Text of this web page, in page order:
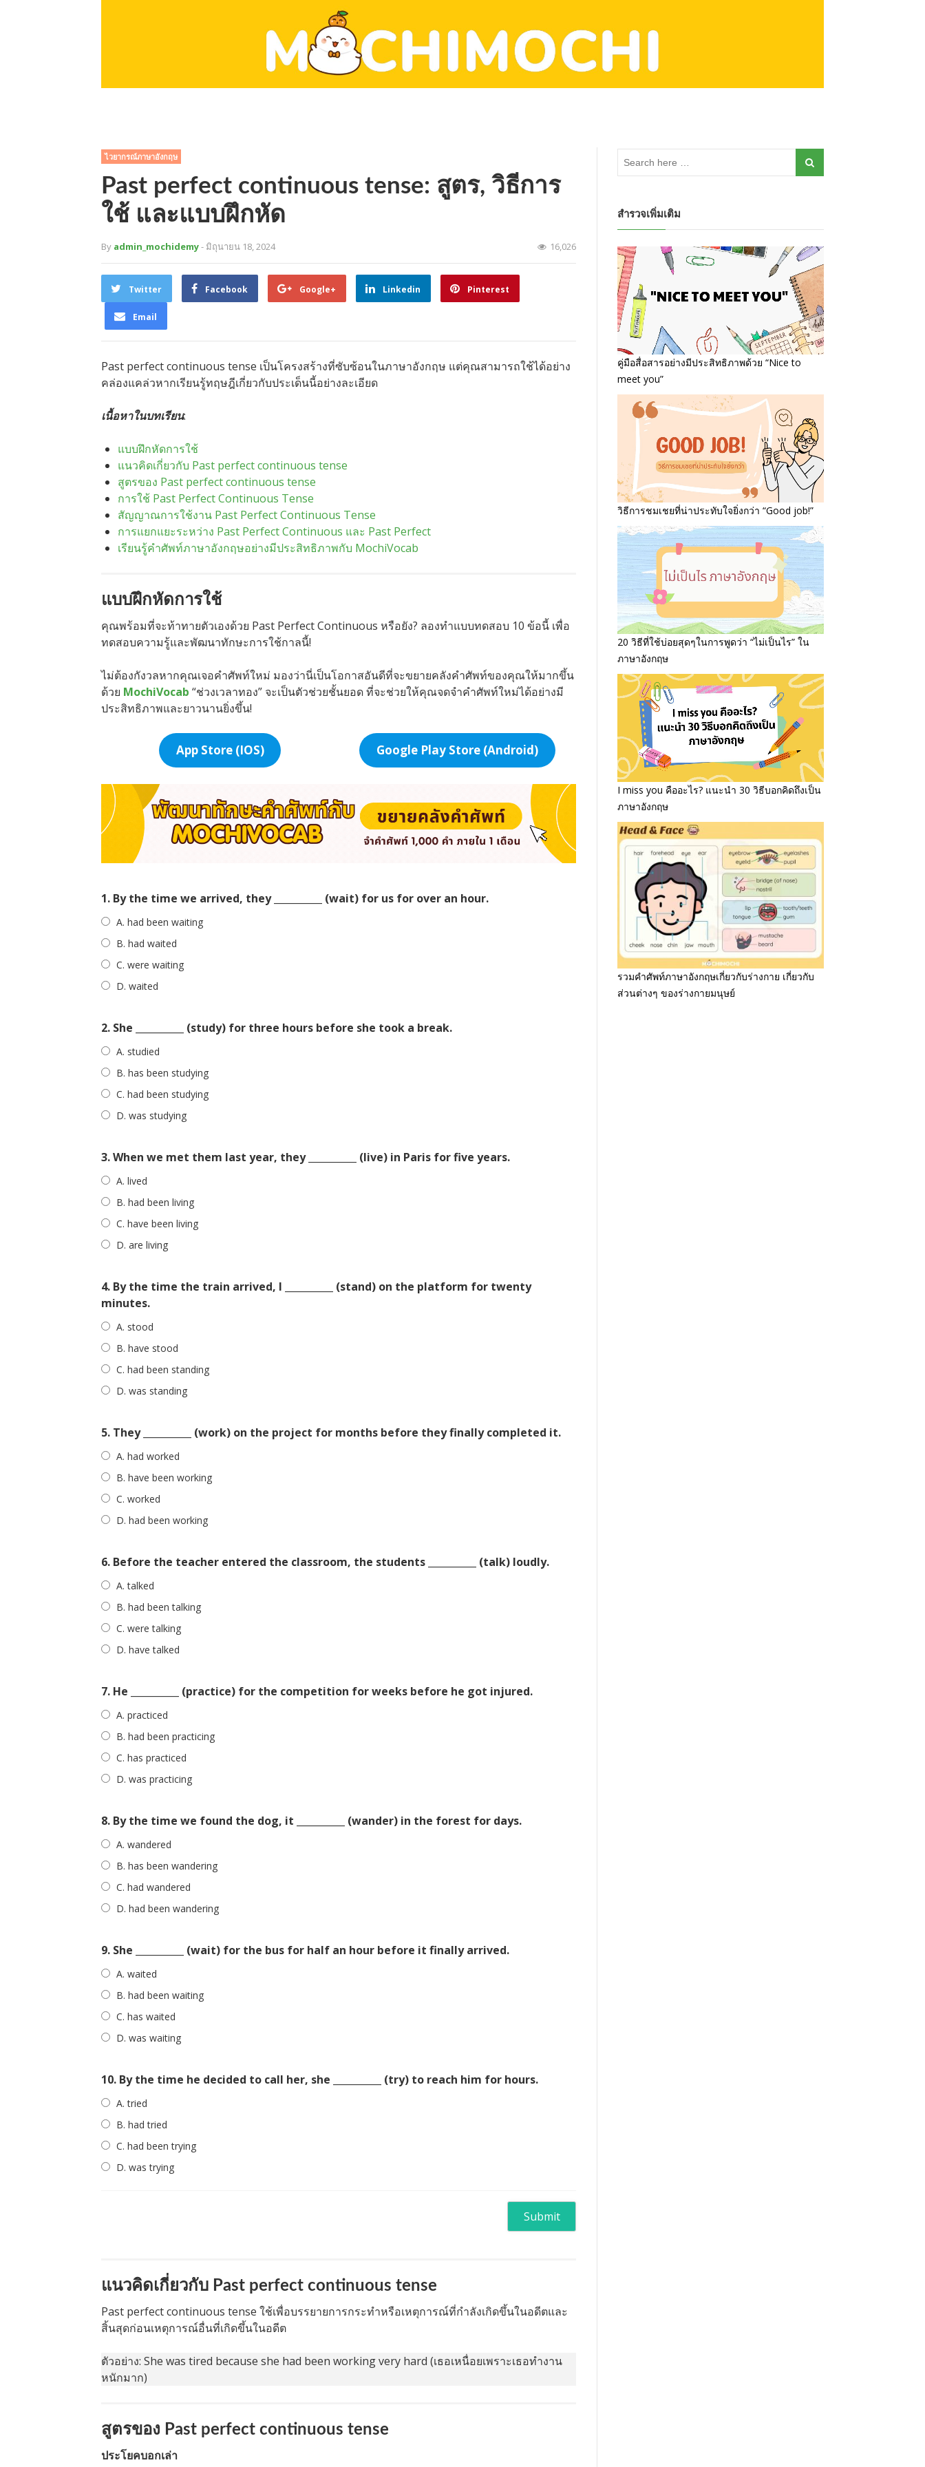
ไวยากรณ์ภาษาอังกฤษ
Past perfect continuous tense: สูตร, วิธีการ
ใช้ และแบบฝึกหัด
By admin_mochidemy- มิถุนายน 18, 2024 16,026
Twitter Facebook Google+ Linkedin Pinterest
Email
Past perfect continuous tense เป็นโครงสร้างที่ซับซ้อนในภาษาอังกฤษ แต่คุณสามารถใช้ได้อย่าง
คล่องแคล่วหากเรียนรู้ทฤษฎีเกี่ยวกับประเด็นนี้อย่างละเอียด
เนื้อหาในบทเรียน:
แบบฝึกหัดการใช้
แนวคิดเกี่ยวกับ Past perfect continuous tense
สูตรของ Past perfect continuous tense
การใช้ Past Perfect Continuous Tense
สัญญาณการใช้งาน Past Perfect Continuous Tense
การแยกแยะระหว่าง Past Perfect Continuous และ Past Perfect
เรียนรู้คำศัพท์ภาษาอังกฤษอย่างมีประสิทธิภาพกับ MochiVocab
แบบฝึกหัดการใช้
คุณพร้อมที่จะท้าทายตัวเองด้วย Past Perfect Continuous หรือยัง? ลองทำแบบทดสอบ 10 ข้อนี้ เพื่อ
ทดสอบความรู้และพัฒนาทักษะการใช้กาลนี้!
ไม่ต้องกังวลหากคุณเจอคำศัพท์ใหม่ มองว่านี่เป็นโอกาสอันดีที่จะขยายคลังคำศัพท์ของคุณให้มากขึ้น
ด้วย MochiVocab “ช่วงเวลาทอง” จะเป็นตัวช่วยชั้นยอด ที่จะช่วยให้คุณจดจำคำศัพท์ใหม่ได้อย่างมี
ประสิทธิภาพและยาวนานยิ่งขึ้น!
App Store (IOS) Google Play Store (Android)
1. By the time we arrived, they __________ (wait) for us for over an hour.
A. had been waiting
B. had waited
C. were waiting
D. waited
2. She __________ (study) for three hours before she took a break.
A. studied
B. has been studying
C. had been studying
D. was studying
3. When we met them last year, they __________ (live) in Paris for five years.
A. lived
B. had been living
C. have been living
D. are living
4. By the time the train arrived, I __________ (stand) on the platform for twenty
minutes.
A. stood
B. have stood
C. had been standing
D. was standing
5. They __________ (work) on the project for months before they finally completed it.
A. had worked
B. have been working
C. worked
D. had been working
6. Before the teacher entered the classroom, the students __________ (talk) loudly.
A. talked
B. had been talking
C. were talking
D. have talked
7. He __________ (practice) for the competition for weeks before he got injured.
A. practiced
B. had been practicing
C. has practiced
D. was practicing
8. By the time we found the dog, it __________ (wander) in the forest for days.
A. wandered
B. has been wandering
C. had wandered
D. had been wandering
9. She __________ (wait) for the bus for half an hour before it finally arrived.
A. waited
B. had been waiting
C. has waited
D. was waiting
10. By the time he decided to call her, she __________ (try) to reach him for hours.
A. tried
B. had tried
C. had been trying
D. was trying
แนวคิดเกี่ยวกับ Past perfect continuous tense
Past perfect continuous tense ใช้เพื่อบรรยายการกระทำหรือเหตุการณ์ที่กำลังเกิดขึ้นในอดีตและ
สิ้นสุดก่อนเหตุการณ์อื่นที่เกิดขึ้นในอดีต
ตัวอย่าง: She was tired because she had been working very hard (เธอเหนื่อยเพราะเธอทำงาน
หนักมาก)
สูตรของ Past perfect continuous tense
ประโยคบอกเล่า
สำรวจเพิ่มเติม
คู่มือสื่อสารอย่างมีประสิทธิภาพด้วย “Nice to
meet you”
วิธีการชมเชยที่น่าประทับใจยิ่งกว่า “Good job!”
20 วิธีที่ใช้บ่อยสุดๆในการพูดว่า “ไม่เป็นไร” ใน
ภาษาอังกฤษ
I miss you คืออะไร? แนะนำ 30 วิธีบอกคิดถึงเป็น
ภาษาอังกฤษ
รวมคำศัพท์ภาษาอังกฤษเกี่ยวกับร่างกาย เกี่ยวกับ
ส่วนต่างๆ ของร่างกายมนุษย์